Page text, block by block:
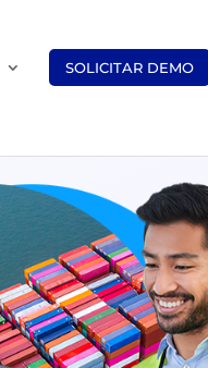
SOLICITAR DEMO